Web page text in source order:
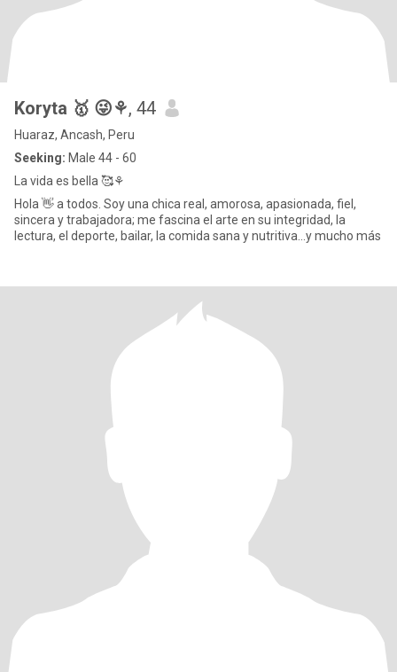
Koryta 🥇 😜⚘️, 44
Huaraz, Ancash, Peru
Seeking: Male 44 - 60
La vida es bella 🥰⚘️
Hola 👋 a todos. Soy una chica real, amorosa, apasionada, fiel,
sincera y trabajadora; me fascina el arte en su integridad, la
lectura, el deporte, bailar, la comida sana y nutritiva...y mucho más